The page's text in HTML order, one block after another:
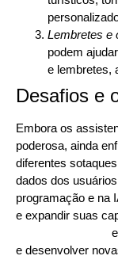
Lembretes e
podem
e lembretes,
Desafios e
Embora os
poderosa, ainda
diferentes
dados dos
programação e na
e expandir suas
e desenvolver